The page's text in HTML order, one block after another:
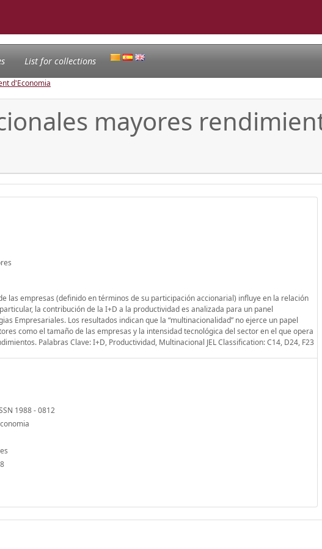
List for collections
d'Economia
mayores
las empresas (definido en términos de su participación accionarial) influye en la relación
la contribución de la I+D a la productividad es analizada para un panel
Empresariales. Los resultados indican que la “multinacionalidad” no ejerce un papel
como el tamaño de las empresas y la intensidad tecnológica del sector en el que opera
Palabras Clave: I+D, Productividad, Multinacional JEL Classification: C14, D24, F23
1988 - 0812